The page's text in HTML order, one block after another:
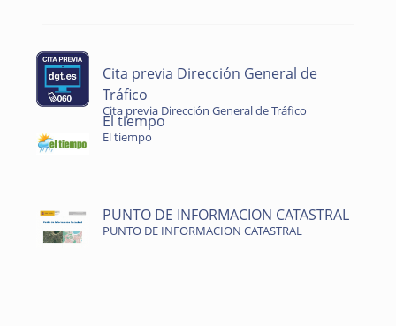
Cita previa Dirección General de
Tráfico
Cita previa Dirección General de Tráfico
El tiempo
El tiempo
PUNTO DE INFORMACION CATASTRAL
PUNTO DE INFORMACION CATASTRAL